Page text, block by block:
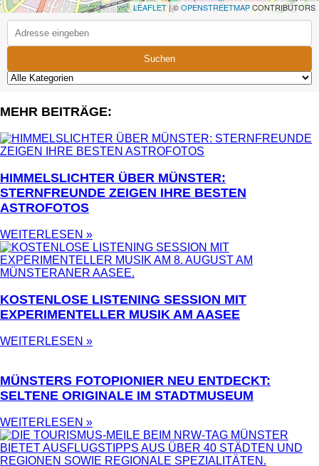
LEAFLET| ©OPENSTREETMAPCONTRIBUTORS
Suchen
MEHR BEITRÄGE:
HIMMELSLICHTER ÜBER MÜNSTER:
STERNFREUNDE ZEIGEN IHRE BESTEN
ASTROFOTOS
WEITERLESEN »
KOSTENLOSE LISTENING SESSION MIT
EXPERIMENTELLER MUSIK AM AASEE
WEITERLESEN »
MÜNSTERS FOTOPIONIER NEU ENTDECKT:
SELTENE ORIGINALE IM STADTMUSEUM
WEITERLESEN »